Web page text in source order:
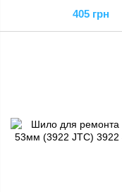
405 грн